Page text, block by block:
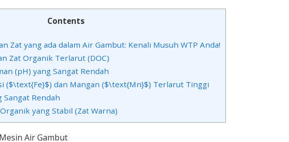
Contents
Zat yang ada dalam Air Gambut: Kenali Musuh WTP Anda!
Zat Organik Terlarut (DOC)
(pH) yang Sangat Rendah
($\text{Fe}$) dan Mangan ($\text{Mn}$) Terlarut Tinggi
Rendah
yang Stabil (Zat Warna)